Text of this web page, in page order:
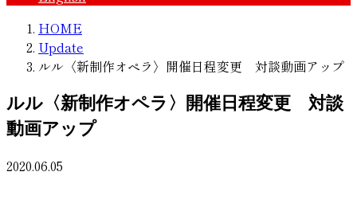
HOME
Update
ルル〈新制作オペラ〉開催日程変更 対談動画アップ
ルル〈新制作オペラ〉開催日程変更 対談
動画アップ
2020.06.05